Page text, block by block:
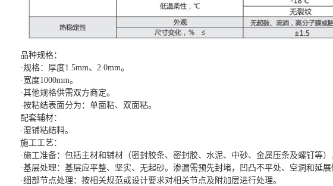
品种规格：
·规格：厚度1.5mm、2.0mm。
·宽度1000mm。
·其他规格供需双方商定。
·按粘结表面分为：单面粘、双面粘。
配套辅材：
·湿铺粘结料。
施工工艺：
·施工准备：包括主材和辅材（密封胶条、密封胶、水泥、中砂、金属压条及螺钉等
·基层处理：基层应平整、坚实、无起砂。渗漏需预先封堵，凹凸不平处、空洞和延
·细部节点处理：按相关规范或设计要求对相关节点及附加层进行处理。